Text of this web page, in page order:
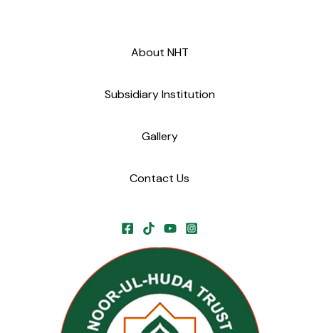
About NHT
Subsidiary Institution
Gallery
Contact Us